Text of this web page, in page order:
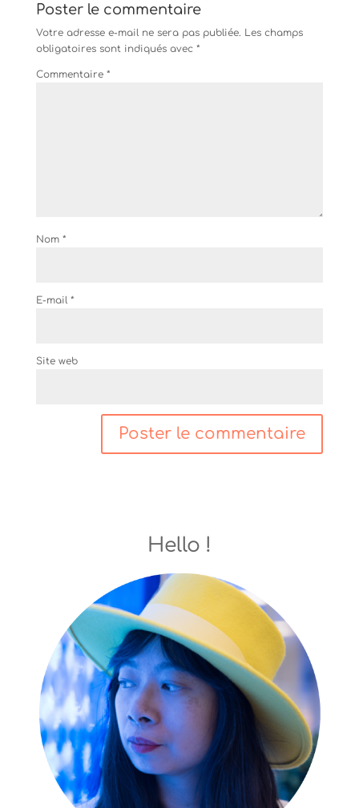
Poster le commentaire
Votre adresse e-mail ne sera pas publiée. Les champs
obligatoires sont indiqués avec *
Commentaire *
Nom *
E-mail *
Site web
Hello !